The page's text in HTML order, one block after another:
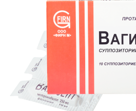
Офтальмоферон
Герпферон
Аллергоферон
Вагиферон
Микоферон
Для специалистов